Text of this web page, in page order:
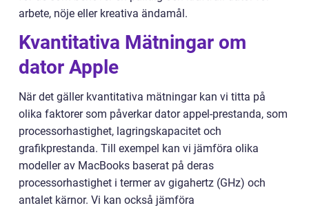
arbete, nöje eller kreativa ändamål.
Kvantitativa Mätningar om
dator Apple
När det gäller kvantitativa mätningar kan vi titta på
olika faktorer som påverkar dator appel-prestanda, som
processorhastighet, lagringskapacitet och
grafikprestanda. Till exempel kan vi jämföra olika
modeller av MacBooks baserat på deras
processorhastighet i termer av gigahertz (GHz) och
antalet kärnor. Vi kan också jämföra